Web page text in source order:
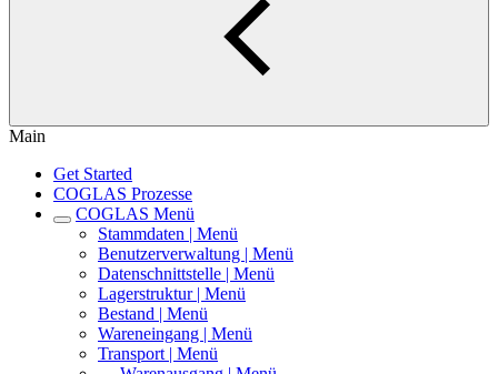
Main
Get Started
COGLAS Prozesse
COGLAS Menü
Stammdaten | Menü
Benutzerverwaltung | Menü
Datenschnittstelle | Menü
Lagerstruktur | Menü
Bestand | Menü
Wareneingang | Menü
Transport | Menü